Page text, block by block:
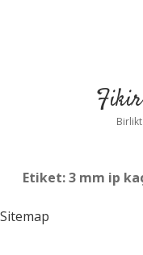
Fikir
Etiket:3 mm ip
Sitemap